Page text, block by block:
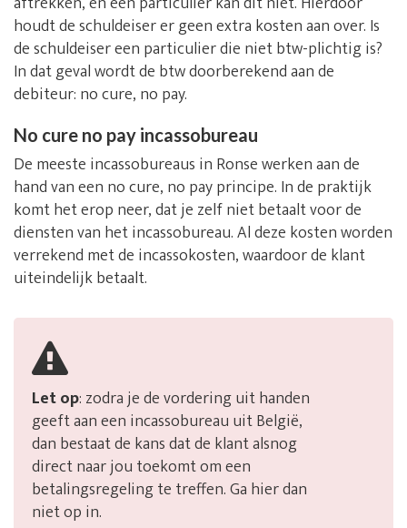
houdt de schuldeiser er geen extra kosten aan over. Is
de schuldeiser een particulier die niet btw-plichtig is?
In dat geval wordt de btw doorberekend aan de
debiteur: no cure, no pay.
No cure no pay incassobureau
De meeste incassobureaus in Ronse werken aan de
hand van een no cure, no pay principe. In de praktijk
komt het erop neer, dat je zelf niet betaalt voor de
diensten van het incassobureau. Al deze kosten worden
verrekend met de incassokosten, waardoor de klant
uiteindelijk betaalt.
Let op: zodra je de vordering uit handen
geeft aan een incassobureau uit België,
dan bestaat de kans dat de klant alsnog
direct naar jou toekomt om een
betalingsregeling te treffen. Ga hier dan
niet op in.